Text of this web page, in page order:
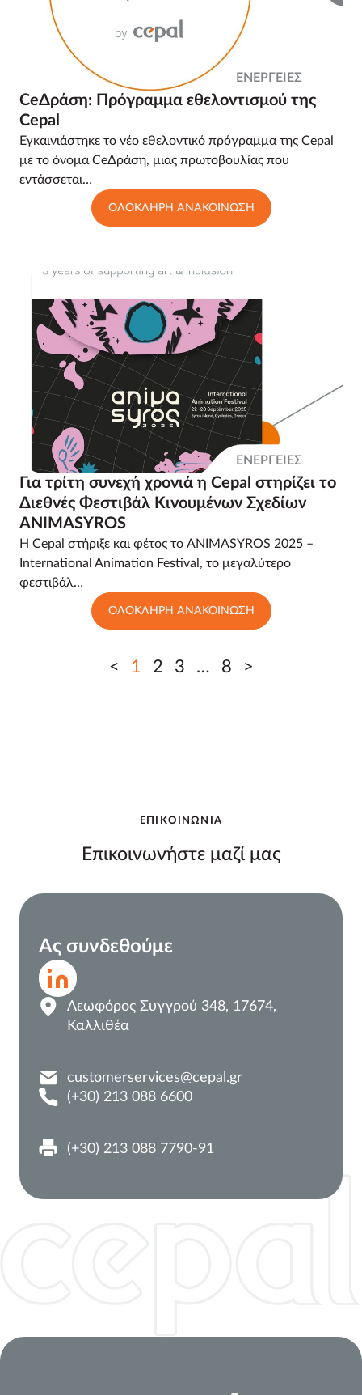
ΕΝΕΡΓΕΙΕΣ
CeΔράση: Πρόγραμμα εθελοντισμού της
Cepal
Εγκαινιάστηκε το νέο εθελοντικό πρόγραμμα της Cepal
με το όνομα CeΔράση, μιας πρωτοβουλίας που
εντάσσεται…
ΟΛΟΚΛΗΡΗ ΑΝΑΚΟΙΝΩΣΗ
ΕΝΕΡΓΕΙΕΣ
Για τρίτη συνεχή χρονιά η Cepal στηρίζει το
Διεθνές Φεστιβάλ Κινουμένων Σχεδίων
ANIMASYROS
Η Cepal στήριξε και φέτος το ANIMASYROS 2025 –
International Animation Festival, το μεγαλύτερο
φεστιβάλ…
ΟΛΟΚΛΗΡΗ ΑΝΑΚΟΙΝΩΣΗ
< 1 2 3 … 8 >
ΕΠΙΚΟΙΝΩΝΙΑ
Επικοινωνήστε μαζί μας
Ας συνδεθούμε
Λεωφόρος Συγγρού 348, 17674,
Καλλιθέα
customerservices@cepal.gr
(+30) 213 088 6600
(+30) 213 088 7790-91